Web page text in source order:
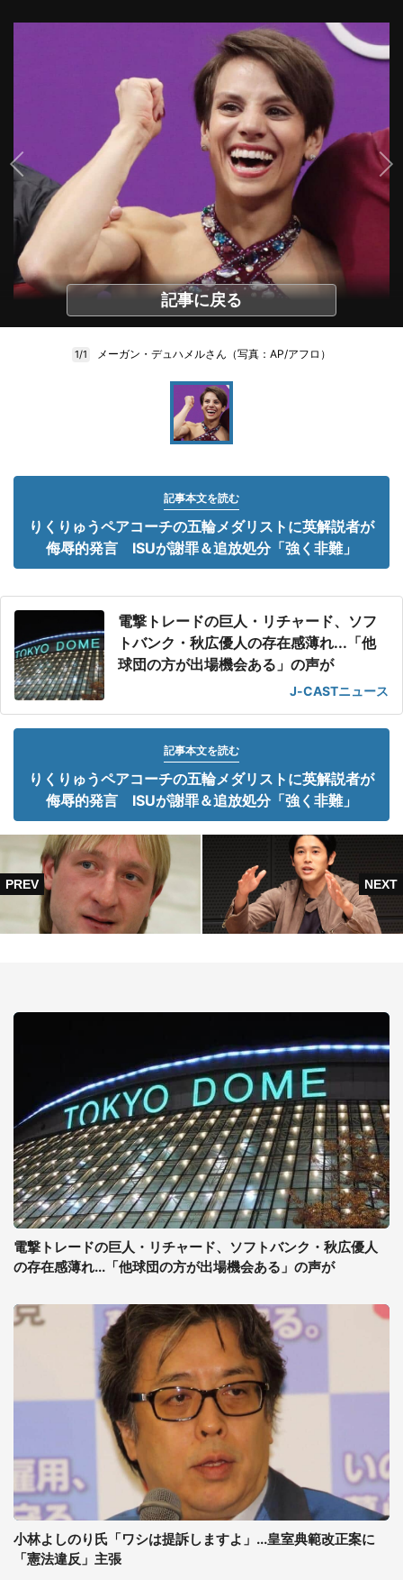
記事に戻る
1/1 メーガン・デュハメルさん（写真：AP/アフロ）
記事本文を読む
りくりゅうペアコーチの五輪メダリストに英解説者が
侮辱的発言 ISUが謝罪＆追放処分「強く非難」
電撃トレードの巨人・リチャード、ソフ
トバンク・秋広優人の存在感薄れ...「他
球団の方が出場機会ある」の声が
J-CASTニュース
記事本文を読む
りくりゅうペアコーチの五輪メダリストに英解説者が
侮辱的発言 ISUが謝罪＆追放処分「強く非難」
電撃トレードの巨人・リチャード、ソフトバンク・秋広優人
の存在感薄れ...「他球団の方が出場機会ある」の声が
小林よしのり氏「ワシは提訴しますよ」...皇室典範改正案に
「憲法違反」主張